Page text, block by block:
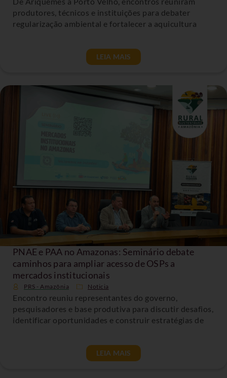
produtores, técnicos e instituições para debater
regularização ambiental e fortalecer a aquicultura
LEIA MAIS
PNAE e PAA no Amazonas: Seminário debate
caminhos para ampliar acesso de OSPs a
mercados institucionais
PRS - Amazônia Noticia
Encontro reuniu representantes do governo,
pesquisadores e base produtiva para discutir desafios,
identificar oportunidades e construir estratégias de
LEIA MAIS